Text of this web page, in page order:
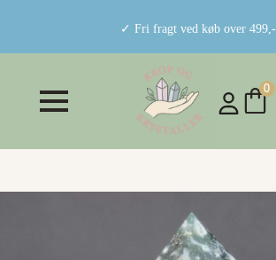
✓ Fri fragt ved køb over 499,-
0